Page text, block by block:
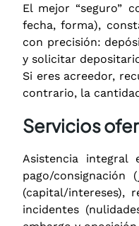
El mejor “seguro”
fecha, forma),
con precisión:
y solicitar
Si eres acreedor,
contrario, la
Servicios
Asistencia integral
pago/
(capital/intereses),
incidentes